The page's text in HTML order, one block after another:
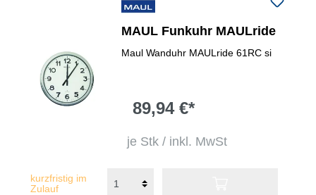
MAUL Funkuhr MAULride
Maul Wanduhr MAULride 61RC si
89,94 €*
je Stk / inkl. MwSt
kurzfristig im
Zulauf